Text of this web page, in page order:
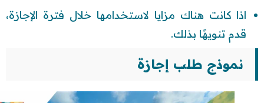
اذا كانت هناك مزايا لاستخدامها خلال فترة الإجازة،
قدم تنويهًا بذلك.
نموذج طلب إجازة